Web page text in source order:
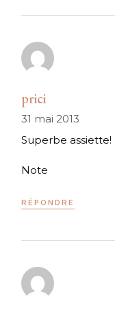
prici
31 mai 2013
Superbe assiette!
Note
RÉPONDRE